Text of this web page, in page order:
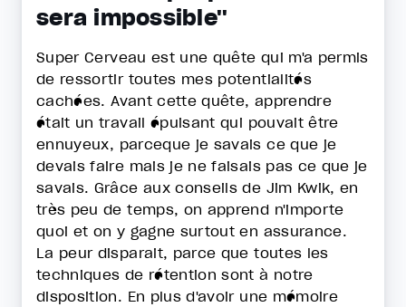
sera impossible''
Super Cerveau est une quête qui m'a permis
de ressortir toutes mes potentialités
cachées. Avant cette quête, apprendre
était un travail épuisant qui pouvait être
ennuyeux, parceque je savais ce que je
devais faire mais je ne faisais pas ce que je
savais. Grâce aux conseils de Jim Kwik, en
très peu de temps, on apprend n'importe
quoi et on y gagne surtout en assurance.
La peur disparait, parce que toutes les
techniques de rétention sont à notre
disposition. En plus d'avoir une mémoire